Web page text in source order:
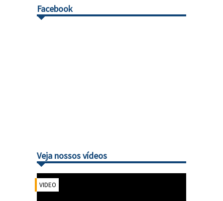
Facebook
Veja nossos vídeos
VIDEO